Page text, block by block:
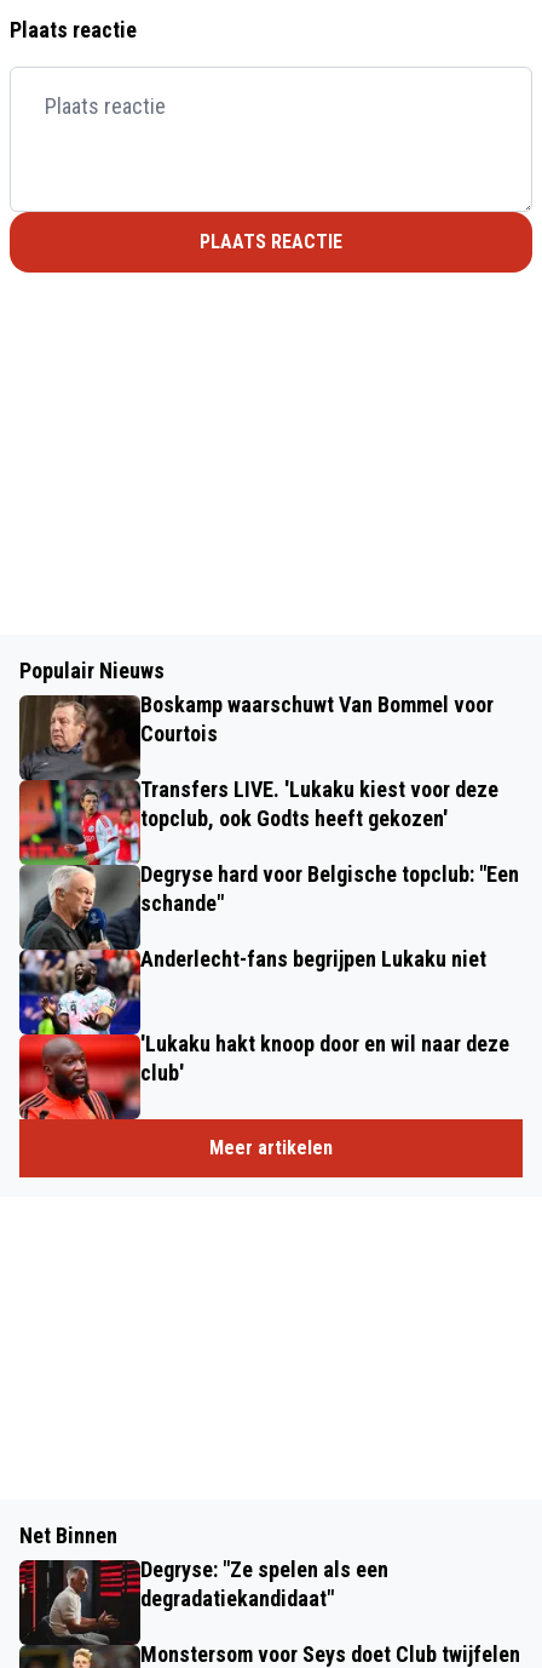
Plaats reactie
PLAATS REACTIE
Populair Nieuws
Boskamp waarschuwt Van Bommel voor
Courtois
Transfers LIVE. 'Lukaku kiest voor deze
topclub, ook Godts heeft gekozen'
Degryse hard voor Belgische topclub: "Een
schande"
Anderlecht-fans begrijpen Lukaku niet
'Lukaku hakt knoop door en wil naar deze
club'
Meer artikelen
Net Binnen
Degryse: "Ze spelen als een
degradatiekandidaat"
Monstersom voor Seys doet Club twijfelen